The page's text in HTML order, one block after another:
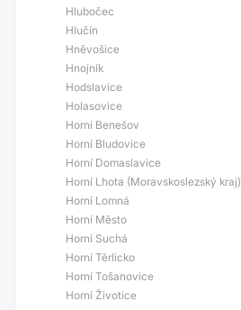
Hlubočec
Hlučín
Hněvošice
Hnojník
Hodslavice
Holasovice
Horní Benešov
Horní Bludovice
Horní Domaslavice
Horní Lhota (Moravskoslezský kraj)
Horní Lomná
Horní Město
Horní Suchá
Horní Těrlicko
Horní Tošanovice
Horní Životice